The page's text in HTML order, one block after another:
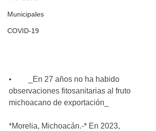
Municipales
COVID-19
•	_En 27 años no ha habido
observaciones fitosanitarias al fruto
michoacano de exportación_
*Morelia, Michoacán.-* En 2023,